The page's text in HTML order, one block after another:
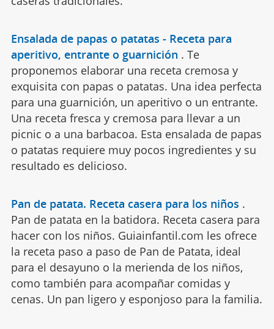
Ensalada de papas o patatas - Receta para
aperitivo, entrante o guarnición . Te
proponemos elaborar una receta cremosa y
exquisita con papas o patatas. Una idea perfecta
para una guarnición, un aperitivo o un entrante.
Una receta fresca y cremosa para llevar a un
picnic o a una barbacoa. Esta ensalada de papas
o patatas requiere muy pocos ingredientes y su
resultado es delicioso.
Pan de patata. Receta casera para los niños .
Pan de patata en la batidora. Receta casera para
hacer con los niños. Guiainfantil.com les ofrece
la receta paso a paso de Pan de Patata, ideal
para el desayuno o la merienda de los niños,
como también para acompañar comidas y
cenas. Un pan ligero y esponjoso para la familia.